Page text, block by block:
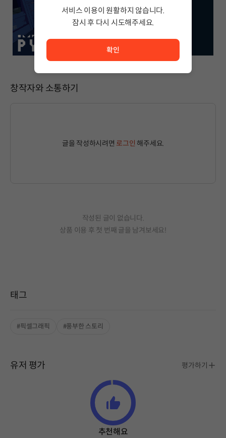
창작자와 소통하기
글을 작성하시려면 로그인 해주세요.
작성된 글이 없습니다.
상품 이용 후 첫 번째 글을 남겨보세요!
태그
#픽셀그래픽 #풍부한 스토리
유저 평가 평가하기
추천해요
서비스 이용이 원활하지 않습니다.
잠시 후 다시 시도해주세요.
확인